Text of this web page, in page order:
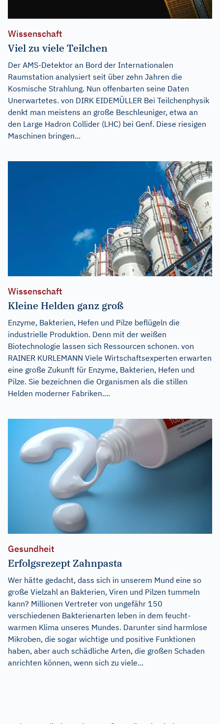
Wissenschaft
Viel zu viele Teilchen
Der AMS-Detektor an Bord der Internationalen
Raumstation analysiert seit über zehn Jahren die
Kosmische Strahlung. Nun offenbarten seine Daten
Unerwartetes. von DIRK EIDEMÜLLER Bei Teilchenphysik
denkt man meistens an große Beschleuniger, etwa an
den Large Hadron Collider (LHC) bei Genf. Diese riesigen
Maschinen bringen...
Wissenschaft
Kleine Helden ganz groß
Enzyme, Bakterien, Hefen und Pilze beflügeln die
industrielle Produktion. Denn mit der weißen
Biotechnologie lassen sich Ressourcen schonen. von
RAINER KURLEMANN Viele Wirtschaftsexperten erwarten
eine große Zukunft für Enzyme, Bakterien, Hefen und
Pilze. Sie bezeichnen die Organismen als die stillen
Helden moderner Fabriken....
Gesundheit
Erfolgsrezept Zahnpasta
Wer hätte gedacht, dass sich in unserem Mund eine so
große Vielzahl an Bakterien, Viren und Pilzen tummeln
kann? Millionen Vertreter von ungefähr 150
verschiedenen Bakterienarten leben in dem feucht-
warmen Klima unseres Mundes. Darunter sind harmlose
Mikroben, die sogar wichtige und positive Funktionen
haben, aber auch schädliche Arten, die großen Schaden
anrichten können, wenn sich zu viele...